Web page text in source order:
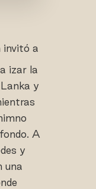
invitó a
izar la
y
A
y
una